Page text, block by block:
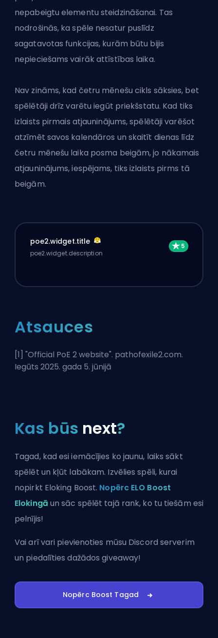
nepabeigtu elementu steidzināšanai. Tas
nodrošinās, ka spēle nesatur puslīdz
sagatavotas funkcijas, kurām būtu bijis
nepieciešams vairāk attīstības laika.
Nav zināms, kad četru mēnešu cikls sāksies, bet
spēlētāji drīz varētu iegūt priekšstatu. Kad tiks
izlaists pirmais atjauninājums, spēlētāji varēšot
atzīmēt savos kalendāros un skaitīt dienas līdz
četru mēnešu laika posma beigām, jo nākamais
atjauninājums, iespējams, tiks izlaists pirms tā
beigām.
poe2.widget.title
poe2.widget.description
Atsauces
[1] "Official PoE 2 website". pathofexile2.com.
Iegūts 2025. gada 5. jūnijā
Kas būs next?
Tagad, kad esi iemācījies ko jaunu, laiks sākt
spēlēt un kļūt labākam. Izvēlies spēli, kurai
nopirkt Eloking Boost. Nopērc ELO Boost
Elokingā un sāc spēlēt tajā rank, ko tu tiešām esi
pelnījis!
Vai arī vari pievienoties mūsu Discord serverim
un piedalīties dažādos giveaway!
Nopērc Boost Tagad